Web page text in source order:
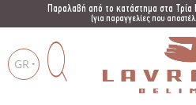
Παραλαβή από το κατάστημα στα Τρία
(για παραγγελίες που
GR